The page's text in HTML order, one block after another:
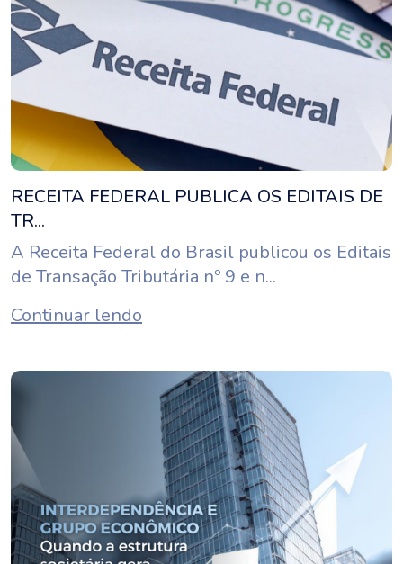
RECEITA FEDERAL PUBLICA OS EDITAIS DE
TR...
A Receita Federal do Brasil publicou os Editais
de Transação Tributária nº 9 e n...
Continuar lendo